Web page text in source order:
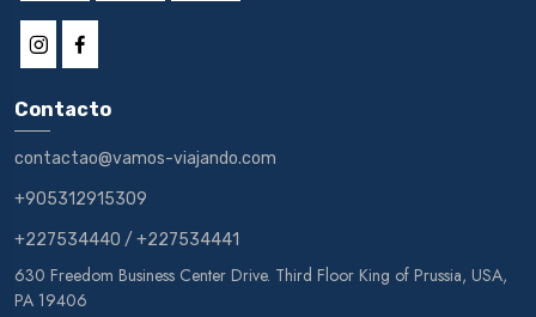
Contacto
contactao@vamos-viajando.com
+905312915309
+227534440 / +227534441
630 Freedom Business Center Drive. Third Floor King of Prussia, USA,
PA 19406